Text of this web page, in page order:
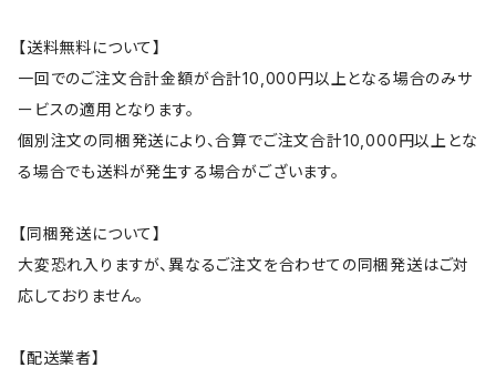
【送料無料について】
一回でのご注文合計金額が合計10,000円以上となる場合のみサ
ービスの適用となります。
個別注文の同梱発送により、合算でご注文合計10,000円以上とな
る場合でも送料が発生する場合がございます。
【同梱発送について】
大変恐れ入りますが、異なるご注文を合わせての同梱発送はご対
応しておりません。
【配送業者】